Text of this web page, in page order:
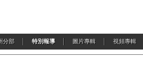
分部 特別報導 圖片專輯 視頻專輯